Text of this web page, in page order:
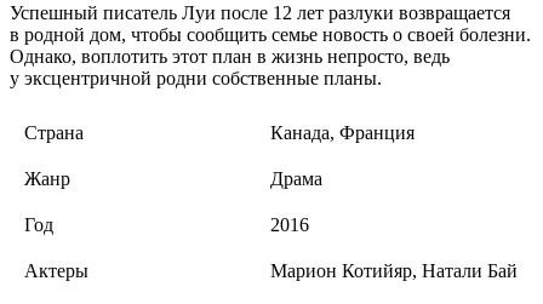
Успешный писатель Луи после 12 лет разлуки возвращается
в родной дом, чтобы сообщить семье новость о своей болезни.
Однако, воплотить этот план в жизнь непросто, ведь
у эксцентричной родни собственные планы.
Страна Канада, Франция
Жанр Драма
Год 2016
Актеры Марион Котийяр, Натали Бай